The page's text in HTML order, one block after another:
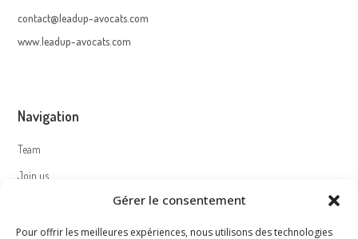
Gérer le consentement
Pour offrir les meilleures expériences, nous utilisons des technologies
contact@leadup-avocats.com
www.leadup-avocats.com
Navigation
Team
Join us